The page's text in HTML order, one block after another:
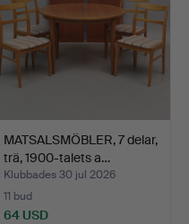
MATSALSMÖBLER, 7 delar,
trä, 1900-talets a…
Klubbades 30 jul 2026
11 bud
64 USD